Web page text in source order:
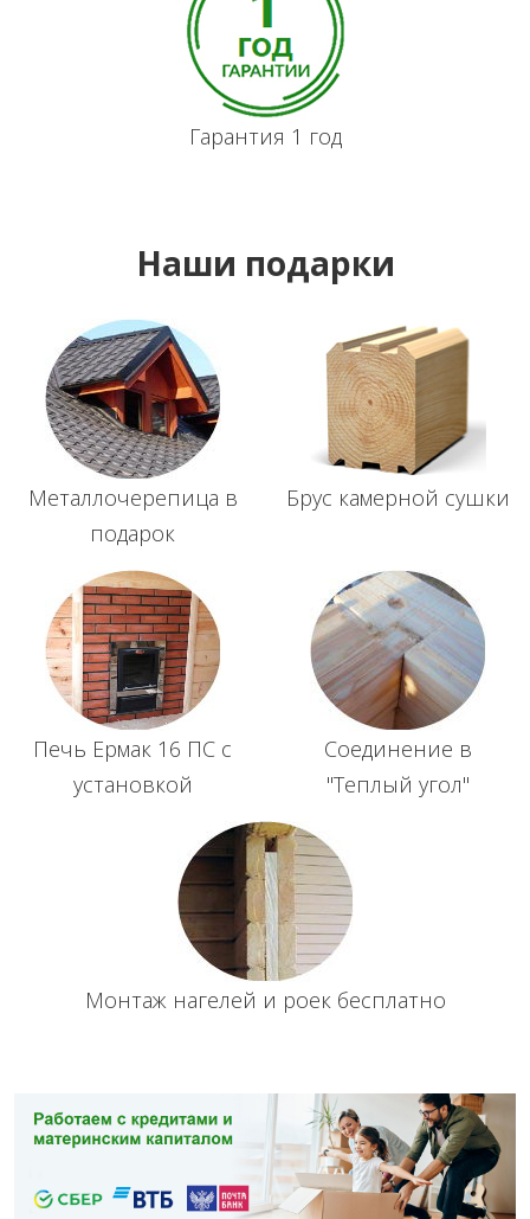
Гарантия 1 год
Наши подарки
Металлочерепица в
подарок
Брус камерной сушки
Печь Ермак 16 ПС с
установкой
Соединение в
"Теплый угол"
Монтаж нагелей и роек бесплатно